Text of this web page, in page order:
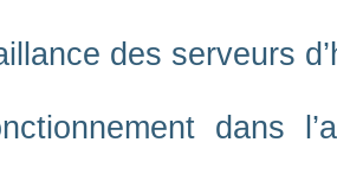
des serveurs
dans